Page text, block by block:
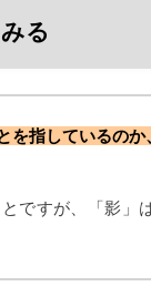
る
を指しているの
ですが、「影